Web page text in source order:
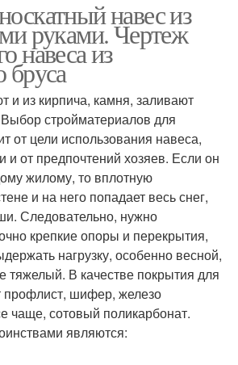
навес из
руками. Чертеж
навеса из
бруса
и из кирпича, камня, заливают
стройматериалов для
от цели использования навеса,
и от предпочтений хозяев. Если он
жилому, то вплотную
и на него попадает весь снег,
Следовательно, нужно
крепкие опоры и перекрытия,
нагрузку, особенно весной,
тяжелый. В качестве покрытия для
профлист, шифер, железо
чаще, сотовый поликарбонат.
являются: